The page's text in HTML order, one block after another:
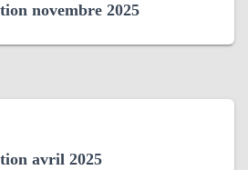
novembre 2025
avril 2025